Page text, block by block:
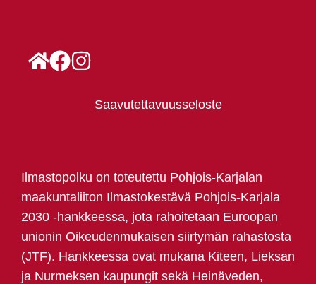
Saavutettavuusseloste
Ilmastopolku on toteutettu Pohjois-Karjalan
maakuntaliiton Ilmastokestävä Pohjois-Karjala
2030 -hankkeessa, jota rahoitetaan Euroopan
unionin Oikeudenmukaisen siirtymän rahastosta
(JTF). Hankkeessa ovat mukana Kiteen, Lieksan
ja Nurmeksen kaupungit sekä Heinäveden,